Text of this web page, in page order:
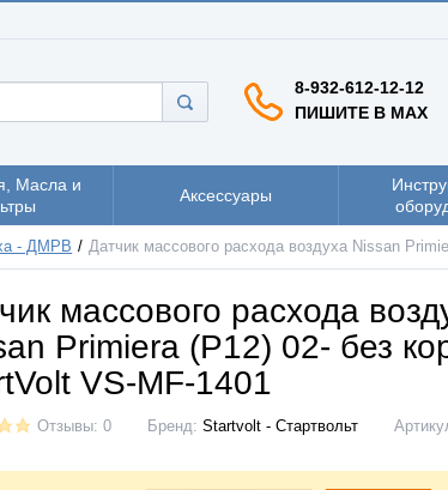
8-932-612-12-12
ПИШИТЕ В MAX
Масла и
Аксессуары
- ДМРВ Датчик массового расхода воздуха Nissan
массового расхода
Primiera (P12) 02- без
VS-MF-1401
Отзывы: 0 Бренд: Startvolt - Стартвольт